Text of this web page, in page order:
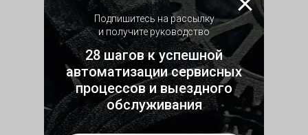
28 шагов к успешной
автоматизации сервисных
процессов и выездного
обслуживания
Подпишитесь на рассылку
и получите руководство